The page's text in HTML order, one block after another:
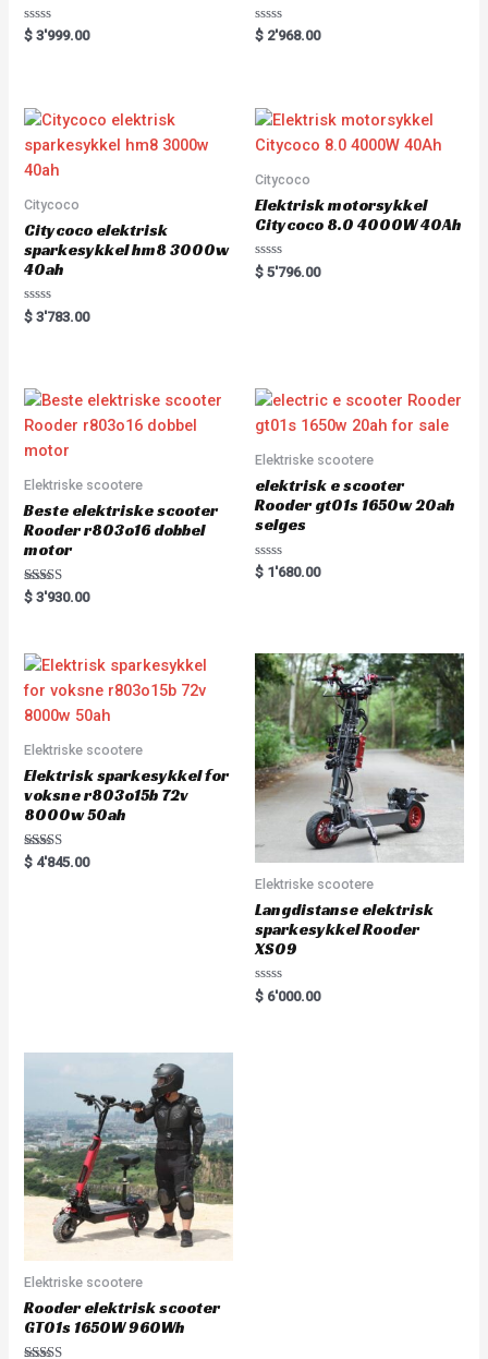
Rated
0
$ 3'999.00
Rated
0
$ 2'968.00
Citycoco
Citycoco elektrisk
sparkesykkel hm8 3000w
40ah
Rated
0
$ 3'783.00
Citycoco
Elektrisk motorsykkel
Citycoco 8.0 4000W 40Ah
Rated
0
$ 5'796.00
Elektriske scootere
Beste elektriske scooter
Rooder r803o16 dobbel
motor
Rated
5.00
$ 3'930.00
Elektriske scootere
elektrisk e scooter
Rooder gt01s 1650w 20ah
selges
Rated
0
$ 1'680.00
Elektriske scootere
Elektrisk sparkesykkel for
voksne r803o15b 72v
8000w 50ah
Rated
5.00
$ 4'845.00
Elektriske scootere
Langdistanse elektrisk
sparkesykkel Rooder
XS09
Rated
0
$ 6'000.00
Elektriske scootere
Rooder elektrisk scooter
GT01s 1650W 960Wh